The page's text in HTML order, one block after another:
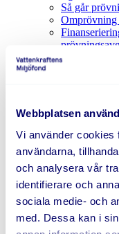
Webbplatsen
Vi använder cookies
användarna,
och analysera vår
identifierare och
sociala medie- och
med. Dessa kan i
Så går
Omprövning
När måste
Hur tidigt
de extra
Vilka
för från
Hur går det
När du som
Innan ni